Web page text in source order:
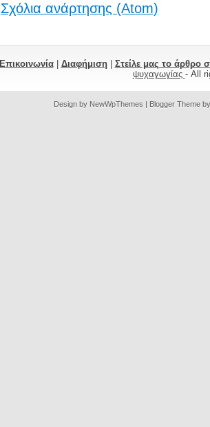
Σχόλια ανάρτησης (Atom)
Επικοινωνία| Διαφήμιση| Στείλε μας το άρθρο
ψυχαγωγίας - All
Design by NewWpThemes | Blogger Theme